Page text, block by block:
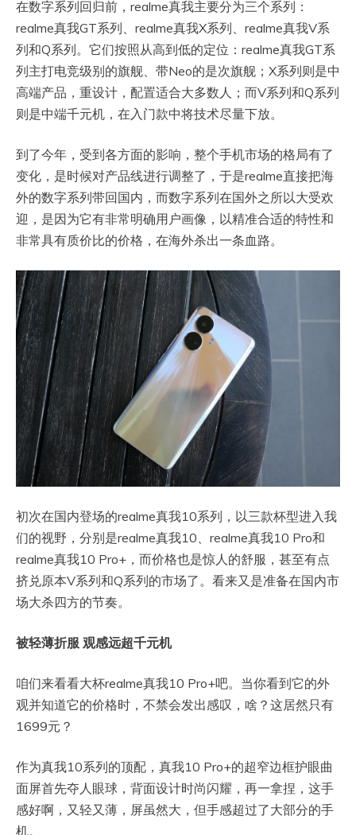
在数字系列回归前，realme真我主要分为三个系列：
realme真我GT系列、realme真我X系列、realme真我V系
列和Q系列。它们按照从高到低的定位：realme真我GT系
列主打电竞级别的旗舰、带Neo的是次旗舰；X系列则是中
高端产品，重设计，配置适合大多数人；而V系列和Q系列
则是中端千元机，在入门款中将技术尽量下放。
到了今年，受到各方面的影响，整个手机市场的格局有了
变化，是时候对产品线进行调整了，于是realme直接把海
外的数字系列带回国内，而数字系列在国外之所以大受欢
迎，是因为它有非常明确用户画像，以精准合适的特性和
非常具有质价比的价格，在海外杀出一条血路。
初次在国内登场的realme真我10系列，以三款杯型进入我
们的视野，分别是realme真我10、realme真我10 Pro和
realme真我10 Pro+，而价格也是惊人的舒服，甚至有点
挤兑原本V系列和Q系列的市场了。看来又是准备在国内市
场大杀四方的节奏。
被轻薄折服 观感远超千元机
咱们来看看大杯realme真我10 Pro+吧。当你看到它的外
观并知道它的价格时，不禁会发出感叹，啥？这居然只有
1699元？
作为真我10系列的顶配，真我10 Pro+的超窄边框护眼曲
面屏首先夺人眼球，背面设计时尚闪耀，再一拿捏，这手
感好啊，又轻又薄，屏虽然大，但手感超过了大部分的手
机。